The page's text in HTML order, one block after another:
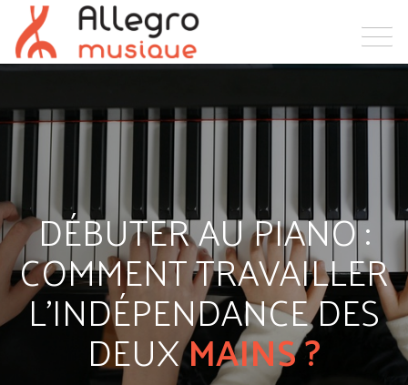
DÉBUTER AU PIANO :
COMMENT TRAVAILLER
L'INDÉPENDANCE DES
DEUXMAINS ?